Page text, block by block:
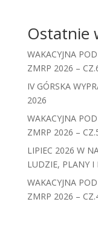
Ostatnie
WAKACYJNA
ZMRP 2026 –
IV GÓRSKA
2026
WAKACYJNA
ZMRP 2026 –
LIPIEC 2026 W
LUDZIE, PLANY I
WAKACYJNA
ZMRP 2026 –